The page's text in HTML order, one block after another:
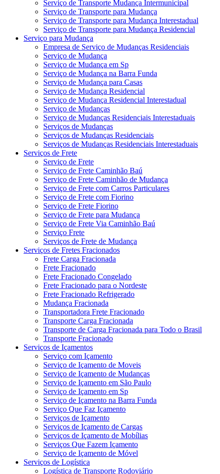
Serviço de Transporte Mudança Intermunicipal
Serviço de Transporte para Mudança
Serviço de Transporte para Mudança Interestadual
Serviço de Transporte para Mudança Residencial
Serviço para Mudança
Empresa de Serviço de Mudanças Residenciais
Serviço de Mudança
Serviço de Mudança em Sp
Serviço de Mudança na Barra Funda
Serviço de Mudança para Casas
Serviço de Mudança Residencial
Serviço de Mudança Residencial Interestadual
Serviço de Mudanças
Serviço de Mudanças Residenciais Interestaduais
Serviços de Mudanças
Serviços de Mudanças Residenciais
Serviços de Mudanças Residenciais Interestaduais
Serviços de Frete
Serviço de Frete
Serviço de Frete Caminhão Baú
Serviço de Frete Caminhão de Mudança
Serviço de Frete com Carros Particulares
Serviço de Frete com Fiorino
Serviço de Frete Fiorino
Serviço de Frete para Mudança
Serviço de Frete Via Caminhão Baú
Serviço Frete
Serviços de Frete de Mudança
Serviços de Fretes Fracionados
Frete Carga Fracionada
Frete Fracionado
Frete Fracionado Congelado
Frete Fracionado para o Nordeste
Frete Fracionado Refrigerado
Mudança Fracionada
Transportadora Frete Fracionado
Transporte Carga Fracionada
Transporte de Carga Fracionada para Todo o Brasil
Transporte Fracionado
Serviços de Içamentos
Serviço com Içamento
Serviço de Içamento de Moveis
Serviço de Içamento de Mudanças
Serviço de Içamento em São Paulo
Serviço de Içamento em Sp
Serviço de Içamento na Barra Funda
Serviço Que Faz Içamento
Serviços de Içamento
Serviços de Içamento de Cargas
Serviços de Içamento de Mobílias
Serviços Que Fazem Içamento
Serviço de Içamento de Móvel
Serviços de Logística
Logística de Transporte Rodoviário